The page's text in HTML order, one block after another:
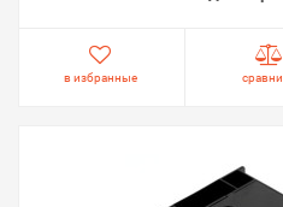
в избранные